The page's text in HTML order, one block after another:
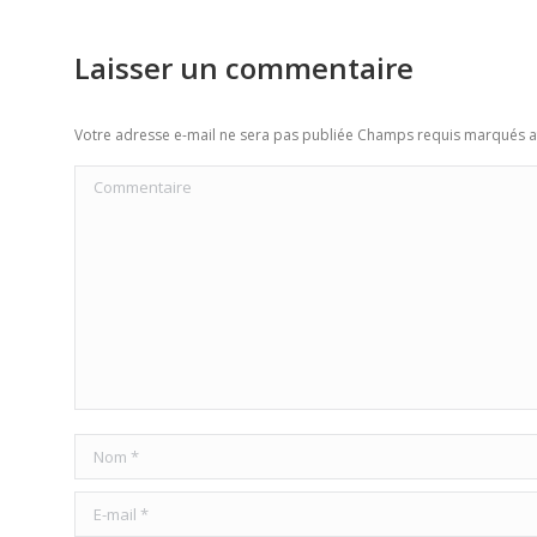
Laisser un commentaire
Votre adresse e-mail ne sera pas publiée Champs requis marqués
Commentaire
Nom *
E-mail *